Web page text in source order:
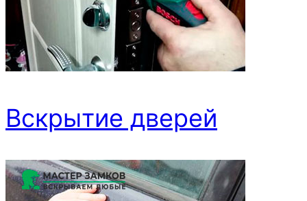
Вскрытие дверей